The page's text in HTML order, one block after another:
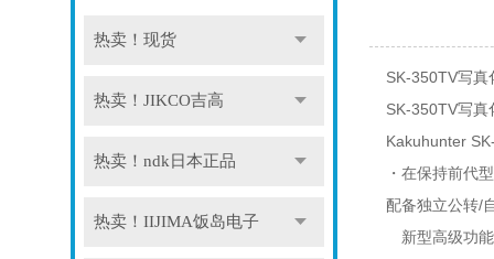
热卖！现货
热卖！JIKCO吉高
热卖！ndk日本正品
热卖！IIJIMA饭岛电子
SK-350TV写真
SK-350TV写真
Kakuhunter
・在保持前代
配备独立公转/
新型高级功